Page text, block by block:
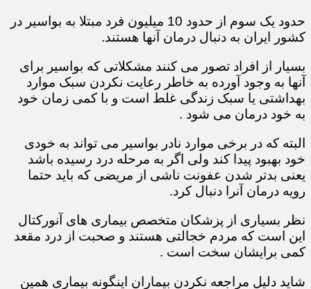
حدود یک سوم از حدود 10 میلیون فرد مبتلا به بواسیر در
کشور ایران به دنبال درمان آنها هستند.
بسیار از افراد تصور می کنند مشکلاتی که بواسیر برای
آنها به وجود آورده به خاطر رعایت نکردن سبک موارد
بهداشتی یا سبک زندگی غلط است و با کمی زمان خود
به خود درمان می شود .
البته که در برخی موارد نادر بواسیر می تواند به خودی
خود بهبود پیدا کند ولی اگر به مرحله درد رسیده باشد
یعنی بدتر شدن عفونت ناشی از مریضی که باید حتما
رویه درمان آنرا دنبال کرد.
نظر بسیاری از پزشکان متخصص بیماری های آنورکتال
این است که مردم خجالتی هستند و صحبت از درد مقعد
کمی برایشان سخت است .
شاید دلیل مراجعه نکردن بیماران اینگونه بیماری همین